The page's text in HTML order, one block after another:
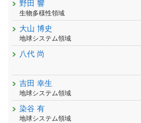
野田 響
生物多様性領域
大山 博史
地球システム領域
八代 尚
吉田 幸生
地球システム領域
染谷 有
地球システム領域